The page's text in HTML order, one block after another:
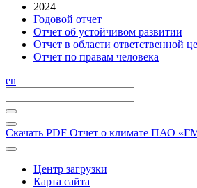
2024
Годовой отчет
Отчет об устойчивом развитии
Отчет в области ответственной
Отчет по правам человека
en
Скачать PDF Отчет о климате ПАО
Центр загрузки
Карта сайта